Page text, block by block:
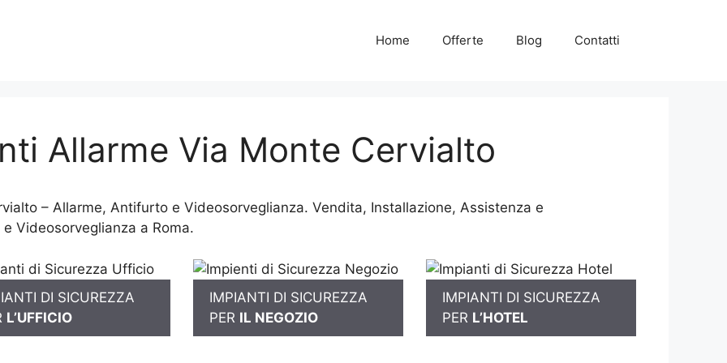
Home Offerte Blog Contatti
Allarme Via Monte Cervialto
– Allarme, Antifurto e Videosorveglianza. Vendita, Installazione, Assistenza e
e Videosorveglianza a Roma.
DI SICUREZZA
L’UFFICIO
IMPIANTI DI SICUREZZA
PER IL NEGOZIO
IMPIANTI DI SICUREZZA
PER L’HOTEL